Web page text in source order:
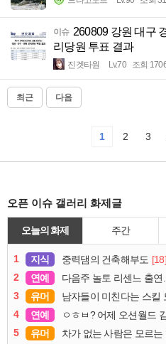
이슈 260809 강원 대구
리당원 투표 결과
진겟타원 Lv.70 조회
최근 다음
1 2 3
오픈 이슈 갤러리 화제글
오늘의 화제 주간
1 지식 중력댐의 건축해부도 [18]
2
연예 다음주 놀토 리센느 출연
3
유머 남자들이 미친다는 스킬
4
연예 ㅇㅎㅂ? 어제 오션월드
5
유머 차가 없는 사람은 모르